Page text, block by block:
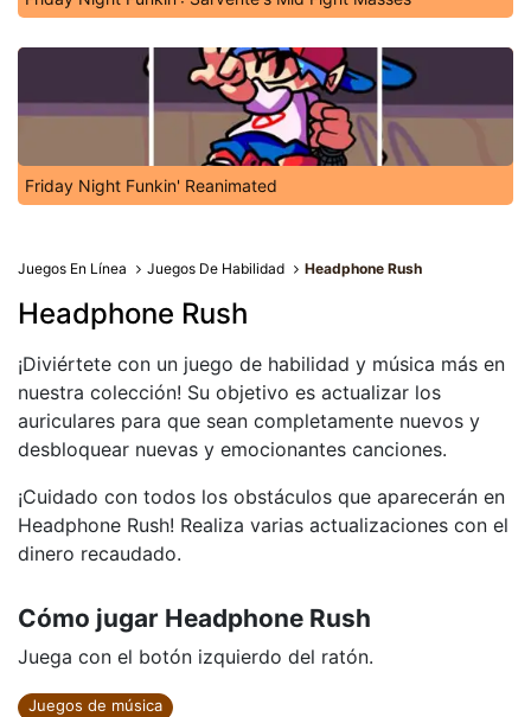
Friday Night Funkin' Reanimated
Juegos En Línea Juegos De Habilidad Headphone Rush
Headphone Rush
¡Diviértete con un juego de habilidad y música más en
nuestra colección! Su objetivo es actualizar los
auriculares para que sean completamente nuevos y
desbloquear nuevas y emocionantes canciones.
¡Cuidado con todos los obstáculos que aparecerán en
Headphone Rush! Realiza varias actualizaciones con el
dinero recaudado.
Cómo jugar Headphone Rush
Juega con el botón izquierdo del ratón.
Juegos de música